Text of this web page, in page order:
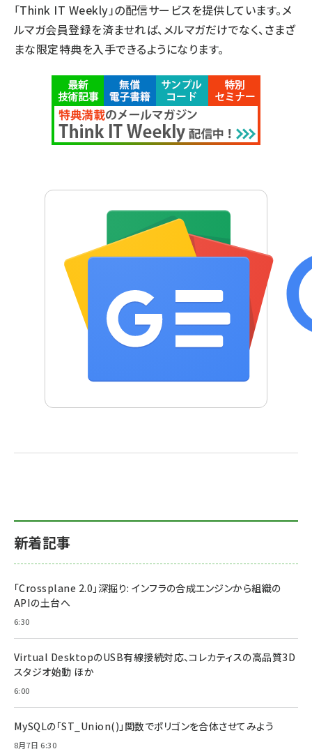
「Think IT Weekly」の配信サービスを提供しています。メ
ルマガ会員登録を済ませれば、メルマガだけでなく、さまざ
まな限定特典を入手できるようになります。
新着記事
「Crossplane 2.0」深掘り: インフラの合成エンジンから組織の
APIの土台へ
6:30
Virtual DesktopのUSB有線接続対応、コレカティスの高品質3D
スタジオ始動 ほか
6:00
MySQLの「ST_Union()」関数でポリゴンを合体させてみよう
8月7日 6:30